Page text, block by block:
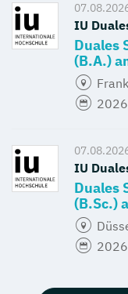
IU
Duales
(B.A.)
2026
IU
Duales
(B.Sc.)
2026